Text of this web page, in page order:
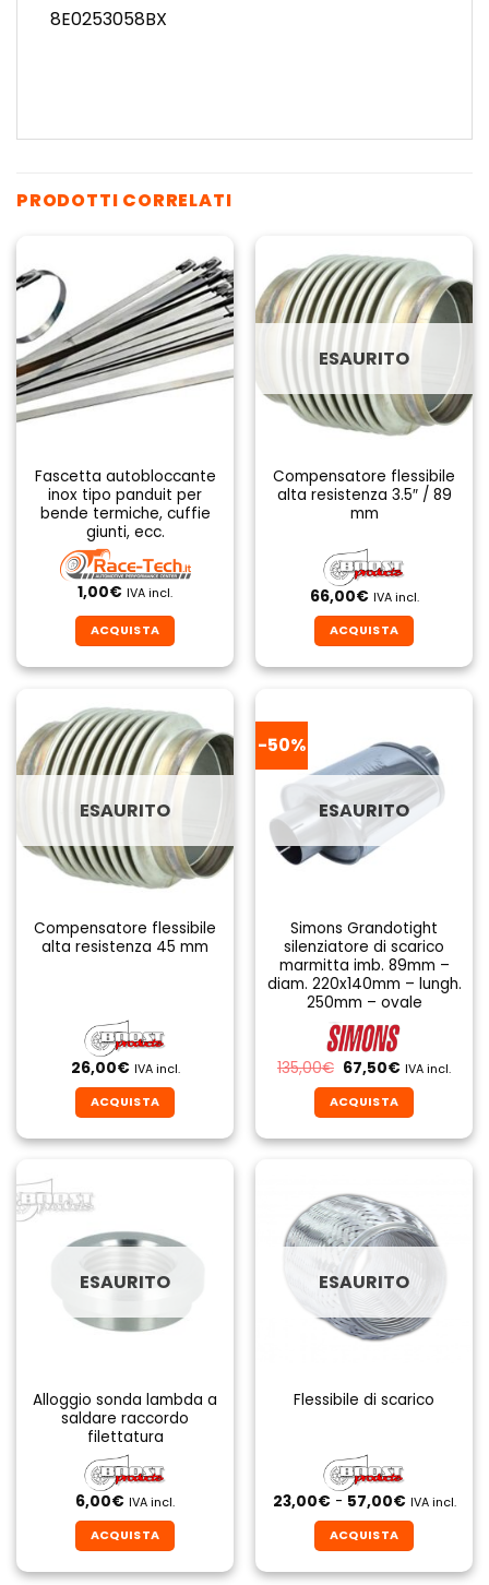
8E0253058BX
PRODOTTI CORRELATI
Fascetta autobloccante
inox tipo panduit per
bende termiche, cuffie
giunti, ecc.
1,00€ IVA incl.
ACQUISTA
ESAURITO
Compensatore flessibile
alta resistenza 3.5″ / 89
mm
66,00€ IVA incl.
ACQUISTA
ESAURITO
Compensatore flessibile
alta resistenza 45 mm
26,00€ IVA incl.
ACQUISTA
-50%
ESAURITO
Simons Grandotight
silenziatore di scarico
marmitta imb. 89mm –
diam. 220x140mm – lungh.
250mm – ovale
135,00€ Il
prezzo
originale
era:
135,00€.
67,50€Il
attuale
è:
67,50€.
IVA incl.
ACQUISTA
ESAURITO
Alloggio sonda lambda a
saldare raccordo
filettatura
6,00€ IVA incl.
ACQUISTA
ESAURITO
Flessibile di scarico
23,00€ - 57,00€Fascia
prezzo:
da
23,00€
a
IVA incl.
ACQUISTA